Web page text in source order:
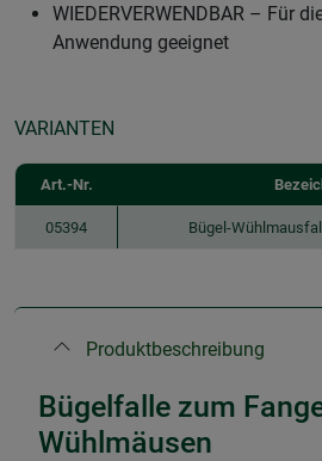
WIEDERVERWENDBAR – Für
Anwendung geeignet
VARIANTEN
Art.-Nr.
05394 Bügel-
Produktbeschreibung
Bügelfalle zum
Wühlmäusen